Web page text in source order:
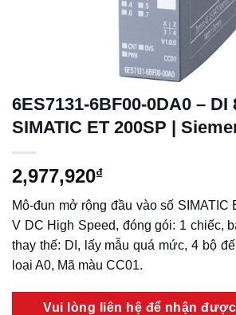
6ES7131-6BF00-0DA0 – DI
SIMATIC ET 200SP |
2,977,920₫
Mô-đun mở rộng đầu vào số SIMATIC
V DC High Speed, đóng gói: 1 chiếc,
thay thế: DI, lấy mẫu quá mức, 4 bộ
loại A0, Mã màu CC01.
Vui lòng liên hệ để nhận